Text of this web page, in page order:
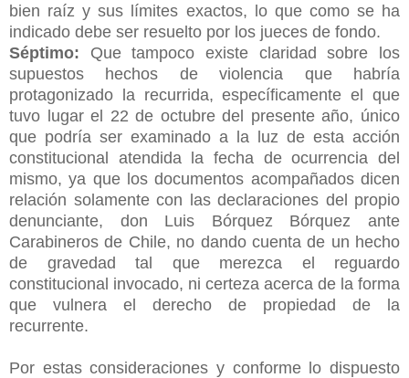
bien raíz y sus límites exactos, lo que como se ha
indicado debe ser resuelto por los jueces de fondo.
Séptimo: Que tampoco existe claridad sobre los
supuestos hechos de violencia que habría
protagonizado la recurrida, específicamente el que
tuvo lugar el 22 de octubre del presente año, único
que podría ser examinado a la luz de esta acción
constitucional atendida la fecha de ocurrencia del
mismo, ya que los documentos acompañados dicen
relación solamente con las declaraciones del propio
denunciante, don Luis Bórquez Bórquez ante
Carabineros de Chile, no dando cuenta de un hecho
de gravedad tal que merezca el reguardo
constitucional invocado, ni certeza acerca de la forma
que vulnera el derecho de propiedad de la
recurrente.
Por estas consideraciones y conforme lo dispuesto